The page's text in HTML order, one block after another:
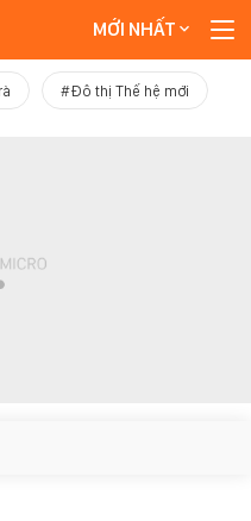
MỚI NHẤT
#Đô thị Thế hệ mới